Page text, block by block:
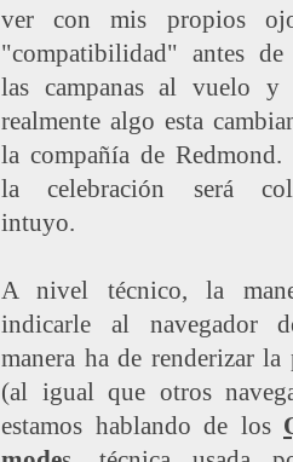
ver con mis propios
"compatibilidad" antes de
las campanas al vuelo
realmente algo esta
la compañía de Redmond.
la celebración será
intuyo.
A nivel técnico, la
indicarle al navegador
manera ha de renderizar la
(al igual que otros
estamos hablando de los